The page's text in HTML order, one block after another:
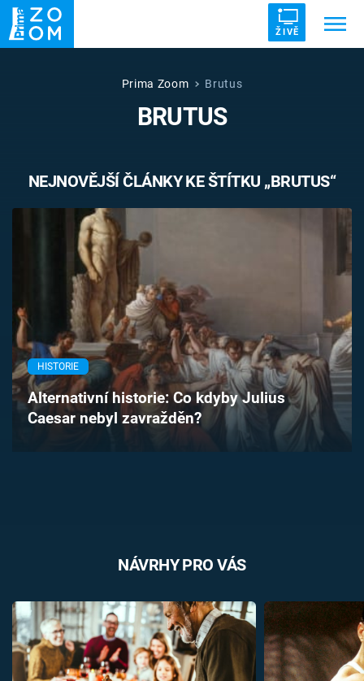
ŽIVĚ
UFO DRUHÁ SVĚTOVÁ VÁLKA
VETŘELCI DÁVNOVĚKU
Témata
Pořady
TV Program
Časopis
Sledujte prima+
Prima Zoom Brutus
BRUTUS
NEJNOVĚJŠÍ ČLÁNKY KE ŠTÍTKU „BRUTUS“
HISTORIE
Alternativní historie: Co kdyby Julius
Caesar nebyl zavražděn?
NÁVRHY PRO VÁS